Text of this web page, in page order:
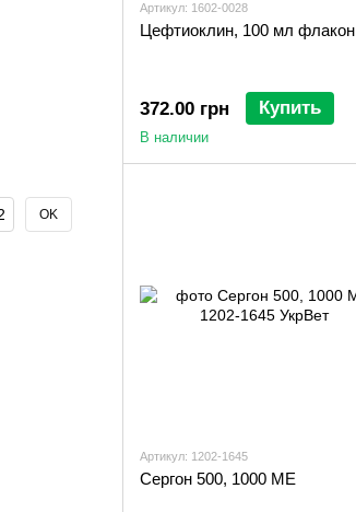
Артикул: 1602-0028
Цефтиоклин, 100 мл флакон
372.00 грн Купить
В наличии
Артикул: 1202-1645
Сергон 500, 1000 МЕ
OK